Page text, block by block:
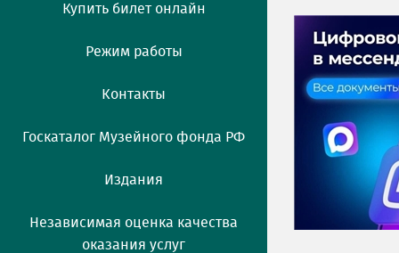
Купить билет онлайн
Режим работы
Контакты
Госкаталог Музейного фонда РФ
Издания
Независимая оценка качества
оказания услуг